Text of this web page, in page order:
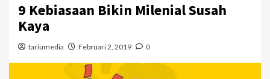
9 Kebiasaan Bikin Milenial Susah
Kaya
tariumedia Februari 2, 2019 0